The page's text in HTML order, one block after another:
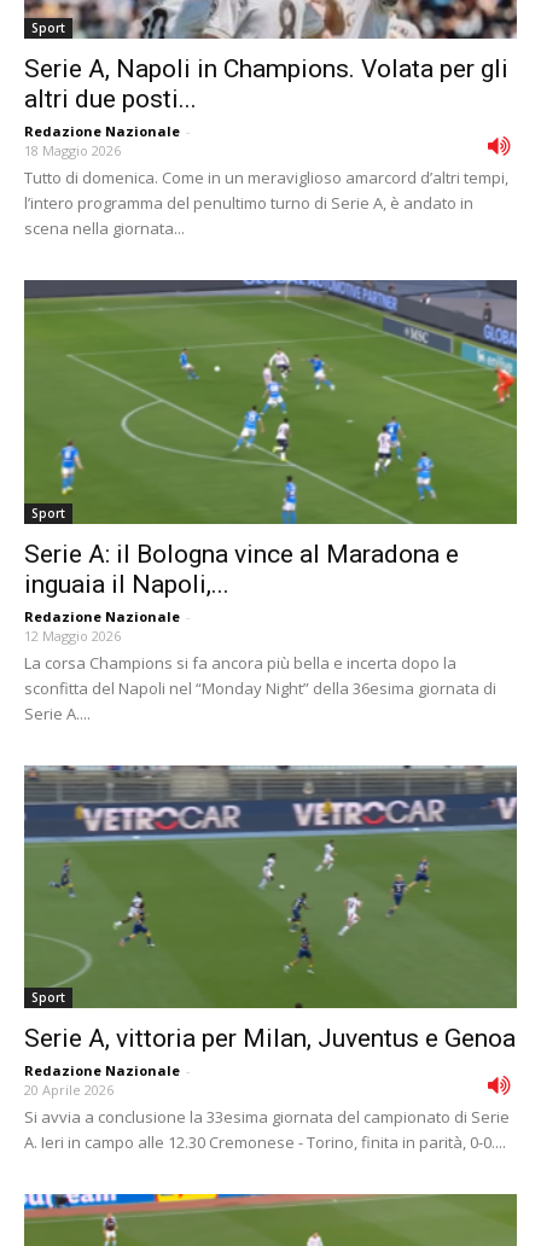
Sport
Serie A, Napoli in Champions. Volata per gli
altri due posti...
Redazione Nazionale -
18 Maggio 2026
Tutto di domenica. Come in un meraviglioso amarcord d’altri tempi,
l’intero programma del penultimo turno di Serie A, è andato in
scena nella giornata...
Sport
Serie A: il Bologna vince al Maradona e
inguaia il Napoli,...
Redazione Nazionale -
12 Maggio 2026
La corsa Champions si fa ancora più bella e incerta dopo la
sconfitta del Napoli nel “Monday Night” della 36esima giornata di
Serie A....
Sport
Serie A, vittoria per Milan, Juventus e Genoa
Redazione Nazionale -
20 Aprile 2026
Si avvia a conclusione la 33esima giornata del campionato di Serie
A. Ieri in campo alle 12.30 Cremonese - Torino, finita in parità, 0-0....